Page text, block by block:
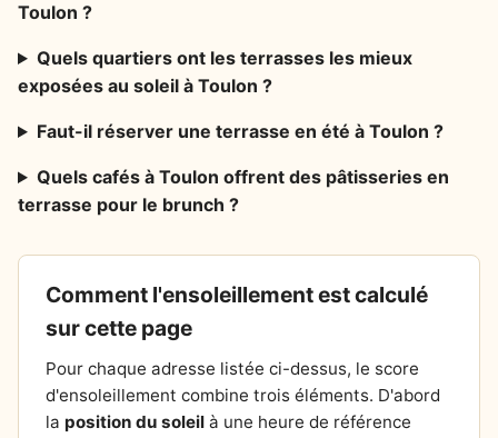
Toulon ?
Quels quartiers ont les terrasses les mieux
exposées au soleil à Toulon ?
Faut-il réserver une terrasse en été à Toulon ?
Quels cafés à Toulon offrent des pâtisseries en
terrasse pour le brunch ?
Comment l'ensoleillement est calculé
sur cette page
Pour chaque adresse listée ci-dessus, le score
d'ensoleillement combine trois éléments. D'abord
la position du soleil à une heure de référence